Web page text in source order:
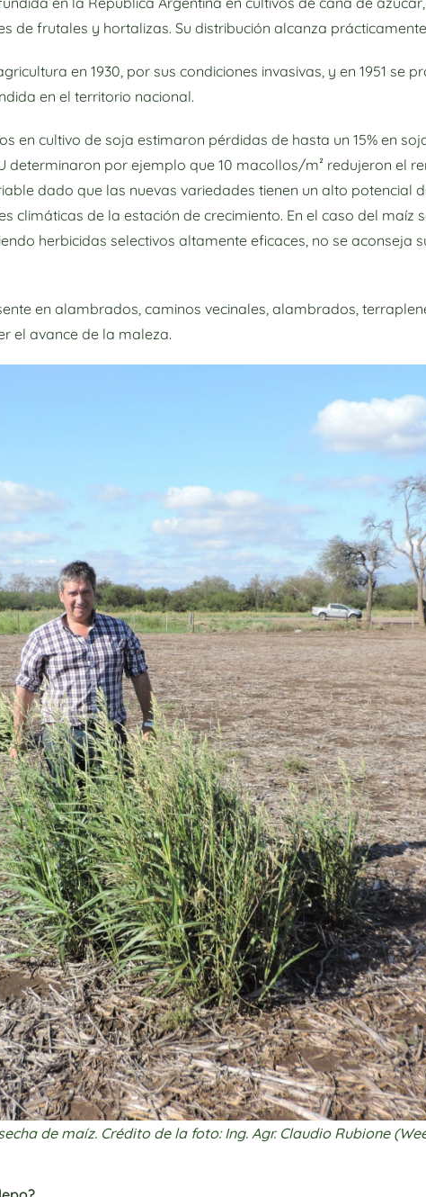
de frutales y hortalizas. Su distribución alcanza
en 1930, por sus condiciones invasivas, y en 1951 se
en el territorio nacional.
en cultivo de soja estimaron pérdidas de hasta un 15% en
determinaron por ejemplo que 10 macollos/m² redujeron el
dado que las nuevas variedades tienen un alto potencial
de la estación de crecimiento. En el caso del maíz
herbicidas selectivos altamente eficaces, no se aconseja
en alambrados, caminos vecinales, alambrados,
el avance de la maleza.
de maíz. Crédito de la foto: Ing. Agr. Claudio Rubione